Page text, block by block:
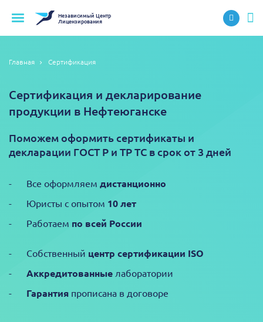
НезависимыйЦентр
Лицензирования
Главная Сертификация
Сертификация и декларирование
продукции в Нефтеюганске
Поможем оформить сертификаты и
декларации ГОСТ Р и ТР ТС в срок от 3 дней
Все оформляем дистанционно
Юристы с опытом 10 лет
Работаем по всей России
Собственный центр сертификации ISO
Аккредитованные лаборатории
Гарантия прописана в договоре